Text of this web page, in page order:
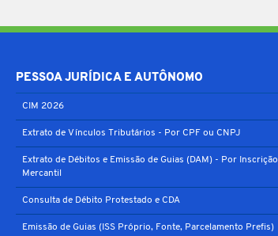
PESSOA JURÍDICA E AUTÔNOMO
CIM 2026
Extrato de Vínculos Tributários - Por CPF ou CNPJ
Extrato de Débitos e Emissão de Guias (DAM) - Por Inscrição
Mercantil
Consulta de Débito Protestado e CDA
Emissão de Guias (ISS Próprio, Fonte, Parcelamento Prefis)